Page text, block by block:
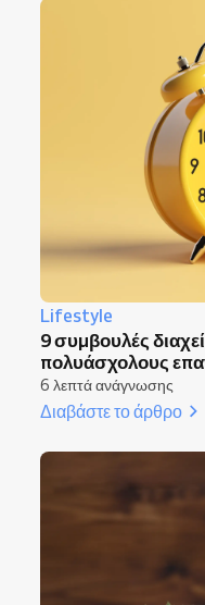
Lifestyle
9 συμβουλές
πολυάσχολους
6 λεπτά ανάγνωσης
Διαβάστε το άρθρο